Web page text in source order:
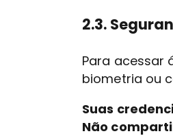
2.3.
Para acessar
biometria ou
Suas
Não